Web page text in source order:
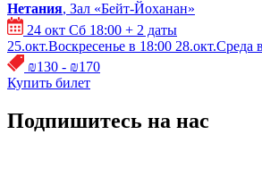
Нетания, Зал «Бейт-Йоханан»
24 окт Сб 18:00 + 2 даты
25.окт.Воскресенье в 18:00 28.окт.Среда
₪130 - ₪170
Купить билет
Подпишитесь на нас